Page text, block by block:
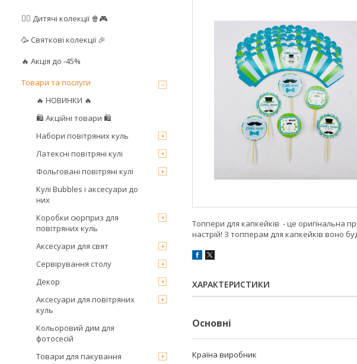
Топпери для капкейків - це оригінальна
настрій! З топперам для капкейків воно
ХАРАКТЕРИСТИКИ
Основні
Країна виробник
🦸‍♂️ Дитячі колекції 🍿🎮
🥳 Святкові колекції 🎉
🔥 Акція до -45%
Товари та послуги
🔥 НОВИНКИ 🔥
🛍 Акційні товари 🛍
Набори повітряних куль
Латексні повітряні кулі
Фольговані повітряні кулі
Кулі Bubbles і аксесуари до
них
Коробки сюрприз для
повітряних куль
Аксесуари для свят
Сервірування столу
Декор
Аксесуари для повітряних
куль
Кольоровий дим для
фотосесій
Товари для пакування